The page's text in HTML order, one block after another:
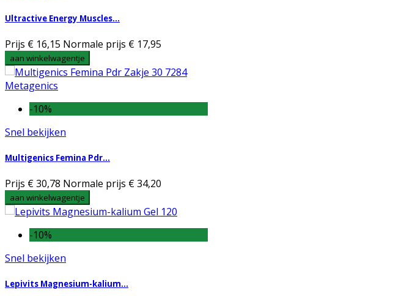
Ultractive Energy Muscles...
Prijs € 16,15 Normale prijs € 17,95
aan winkelwagentje
-10%
Snel bekijken
Multigenics Femina Pdr...
Prijs € 30,78 Normale prijs € 34,20
aan winkelwagentje
-10%
Snel bekijken
Lepivits Magnesium-kalium...